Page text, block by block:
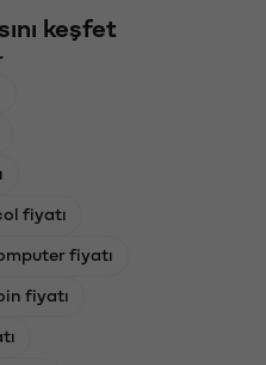
keşfet
fiyatı
fiyatı
fiyatı